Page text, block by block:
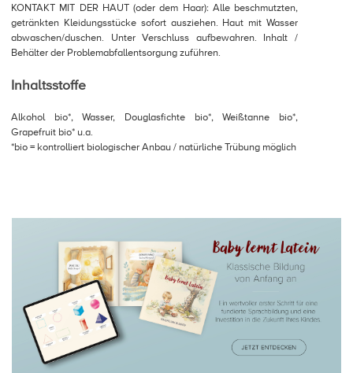
KONTAKT MIT DER HAUT (oder dem Haar): Alle beschmutzten,
getränkten Kleidungsstücke sofort ausziehen. Haut mit Wasser
abwaschen/duschen. Unter Verschluss aufbewahren. Inhalt /
Behälter der Problemabfallentsorgung zuführen.
Inhaltsstoffe
Alkohol bio*, Wasser, Douglasfichte bio*, Weißtanne bio*,
Grapefruit bio* u.a.
*bio = kontrolliert biologischer Anbau / natürliche Trübung möglich